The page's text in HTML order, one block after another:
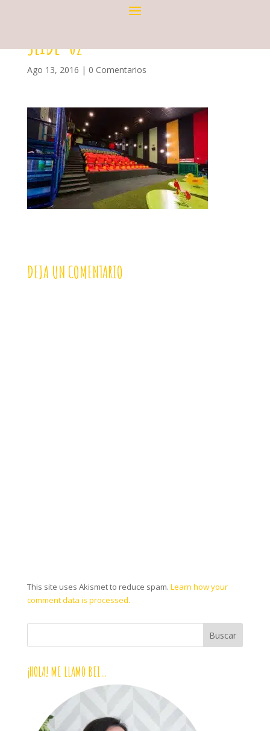
SLIDE-02
Ago 13, 2016 | 0 Comentarios
DEJA UN COMENTARIO
This site uses Akismet to reduce spam. Learn how your
comment data is processed.
¡HOLA! ME LLAMO BEI…